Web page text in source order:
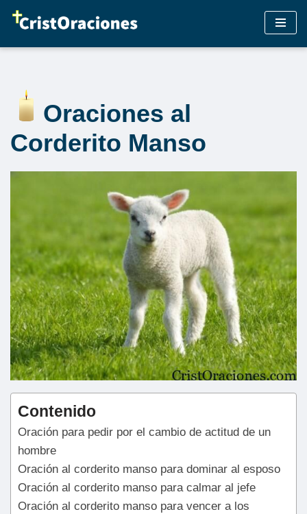
Oraciones al
Corderito Manso
Contenido
Oración para pedir por el cambio de actitud de un
hombre
Oración al corderito manso para dominar al esposo
Oración al corderito manso para calmar al jefe
Oración al corderito manso para vencer a los